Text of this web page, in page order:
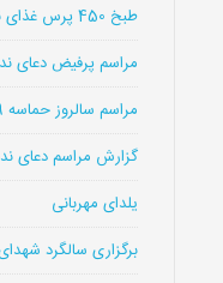
طبخ 450 پرس غذای نذری ( چلو جوجه )
مراسم پرفیض دعای
مراسم سالروز حماسه 9 دی
گزارش مراسم دعای ندبه 12
یلدای مهربانی
برگزاری سالگرد شهدای